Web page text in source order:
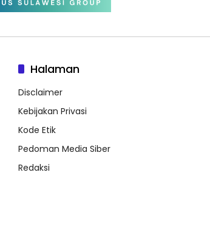
Halaman
Disclaimer
Kebijakan Privasi
Kode Etik
Pedoman Media Siber
Redaksi